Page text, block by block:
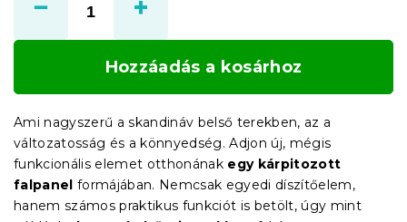
Hozzáadás a kosárhoz
Ami nagyszerű a skandináv belső terekben, az a
változatosság és a könnyedség. Adjon új, mégis
funkcionális elemet otthonának egy kárpitozott
falpanel formájában. Nemcsak egyedi díszítőelem,
hanem számos praktikus funkciót is betölt, úgy mint